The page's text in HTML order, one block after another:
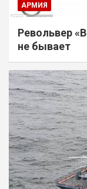
АРМИЯ
Револьвер
не бывает